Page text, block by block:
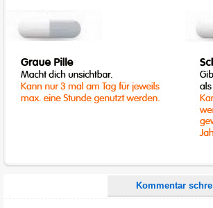
Kommentar
E-Mail-Adresse (optional):
Kommentar:
Alle HTML-Tags außer <br>, <strike> und <i> werden aus
URLs werden automatisch umgewandelt. Bitte verwende
Ich möchte eine E-Mail, wenn zu meinem Kommentar